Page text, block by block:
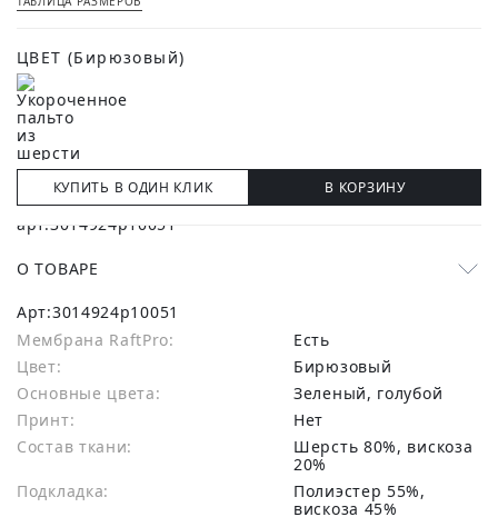
ЦВЕТ (Бирюзовый)
КУПИТЬ В ОДИН КЛИК В КОРЗИНУ
О ТОВАРЕ
Арт:3014924p10051
Мембрана RaftPro:
есть
Цвет:
Бирюзовый
Основные цвета:
зеленый, голубой
Принт:
Нет
Состав ткани:
шерсть 80%, вискоза
20%
Подкладка:
Полиэстер 55%,
вискоза 45%